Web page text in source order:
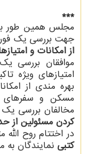
***
جهت بررسی یک
از امکانات و
موافقان بررسی
امتیازهای ویژه
بهره مندی از
مسکن و سفرهای
مخالفان بررسی
کردن مسئولین از
در اختتام روح
کتبی نمایندگان به